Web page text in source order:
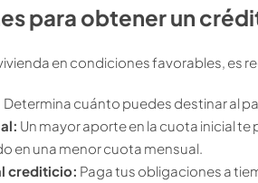
para obtener un
en condiciones favorables, es
Determina cuánto puedes destinar al
Un mayor aporte en la cuota inicial
en una menor cuota mensual.
crediticio: Paga tus obligaciones a